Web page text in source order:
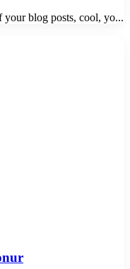
your blog posts, cool, yo...